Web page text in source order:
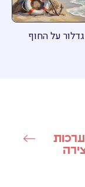
על החוף